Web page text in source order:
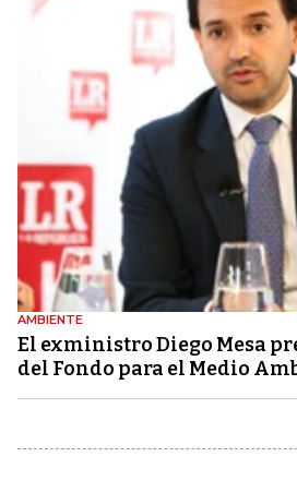
AMBIENTE
El exministro Diego Mesa
del Fondo para el Medio